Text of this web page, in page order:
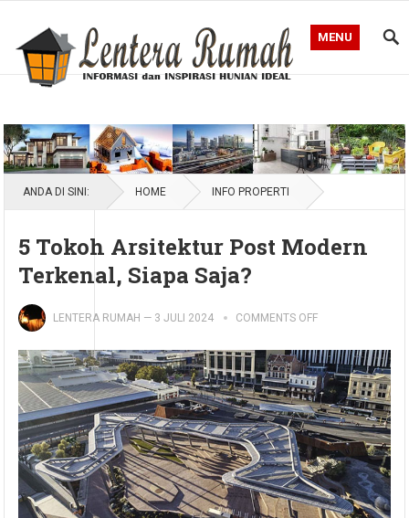
MENU
ANDA DI SINI: HOME INFO PROPERTI
5 Tokoh Arsitektur Post Modern
Terkenal, Siapa Saja?
LENTERA RUMAH — 3 JULI 2024 COMMENTS OFF